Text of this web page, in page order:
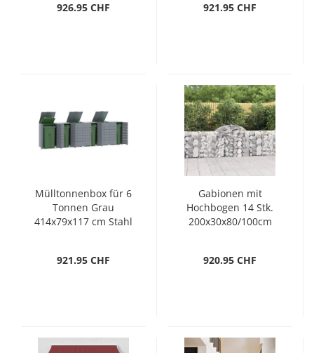
926.95 CHF 921.95 CHF
Mülltonnenbox für 6
Tonnen Grau
414x79x117 cm Stahl
921.95 CHF
Gabionen mit
Hochbogen 14 Stk.
200x30x80/100cm
920.95 CHF